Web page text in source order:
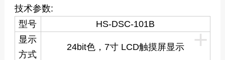
技术参数:
+
型号
HS-DSC-101B
显示
方式
24bit色，7寸 LCD触摸屏显示